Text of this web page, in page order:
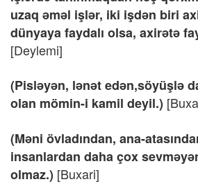
uzaq əməl işlər, iki işdən biri
dünyaya faydalı olsa, axirətə
[Deylemi]
(Pisləyən, lənət edən,söyüşlə
olan mömin-i kamil deyil.)
(Məni övladından, ana-
insanlardan daha çox
olmaz.) [Buxari]